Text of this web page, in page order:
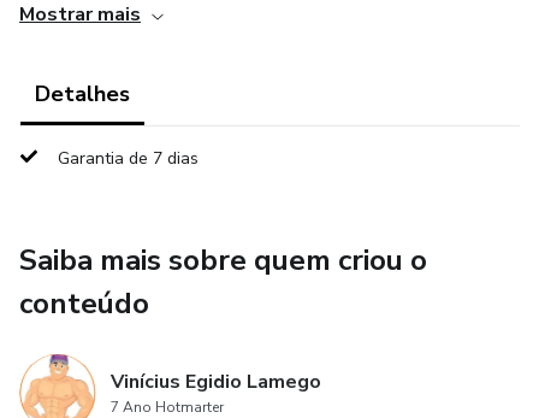
começando a se exercitar, os GIFs podem oferecer
básicos de forma adequada e segura.
conhecimento em fitness podem usar os GIFs para
Treinamento de Força: Os GIFs podem ser úteis para quem
exercícios com pesos livres, máquinas de academia e
equipamentos específicos.
Mostrar mais
Detalhes
Garantia de 7 dias
Saiba mais sobre quem criou o
conteúdo
Vinícius Egidio Lamego
7 Ano Hotmarter